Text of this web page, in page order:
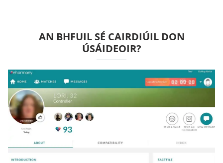
AN BHFUIL SÉ CAIRDIÚIL DON
ÚSÁIDEOIR?